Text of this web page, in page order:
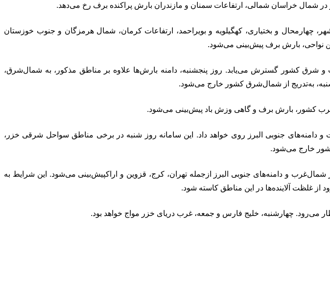
چهارمحال و بختیاری، کهگیلویه و بویراحمد، ارتفاعات کرمان، شمال هرمزگان و جنوب خوزستان
نواحی، بارش برف پیش‌بینی می‌شود.
و شرق کشور گسترش می‌یابد. روز پنجشنبه، دامنه بارش‌ها علاوه بر مناطق مذکور، به شمال‌شرق،
به‌تدریج از شمال‌شرق کشور خارج می‌شود.
کشور، بارش برف و گاهی وزش باد پیش‌بینی می‌شود.
جنوبی البرز روی خواهد داد. این سامانه روز شنبه در برخی مناطق سواحل شرقی خزر،
خارج می‌شود.
و دامنه‌های جنوبی البرز ازجمله تهران، کرج، قزوین و اراکپیش‌بینی می‌شود. این شرایط به
از غلظت آلاینده‌ها در این مناطق کاسته شود.
می‌رود. چهارشنبه، خلیج فارس و جمعه، غرب دریای خزر مواج خواهد بود.